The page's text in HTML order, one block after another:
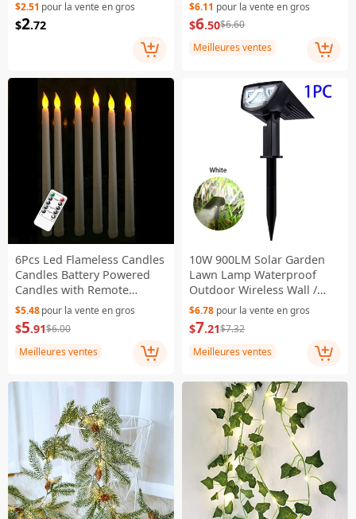
$2.51 pour la vente en gros
$2.72
Path - Kettle Light with G-
shape Stand
$6.11 pour la vente en gros
$6.50$6.60
Meilleures ventes
6Pcs Led Flameless Candles
Candles Battery Powered
Candles with Remote
Control - A/Yellow Light
$5.48pour la vente en gros
$5.91$6.00
Meilleures ventes
10W 900LM Solar Garden
Lawn Lamp Waterproof
Outdoor Wireless Wall /
Ground Mounted Light -
White
$6.78 pour la vente en gros
$7.21$7.32
Meilleures ventes